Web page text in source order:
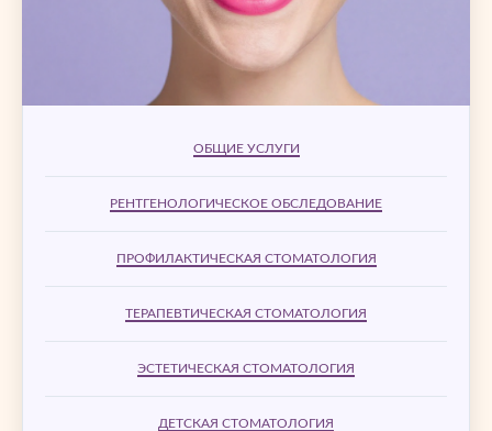
ОБЩИЕ УСЛУГИ
РЕНТГЕНОЛОГИЧЕСКОЕ ОБСЛЕДОВАНИЕ
ПРОФИЛАКТИЧЕСКАЯ СТОМАТОЛОГИЯ
ТЕРАПЕВТИЧЕСКАЯ СТОМАТОЛОГИЯ
ЭСТЕТИЧЕСКАЯ СТОМАТОЛОГИЯ
ДЕТСКАЯ СТОМАТОЛОГИЯ